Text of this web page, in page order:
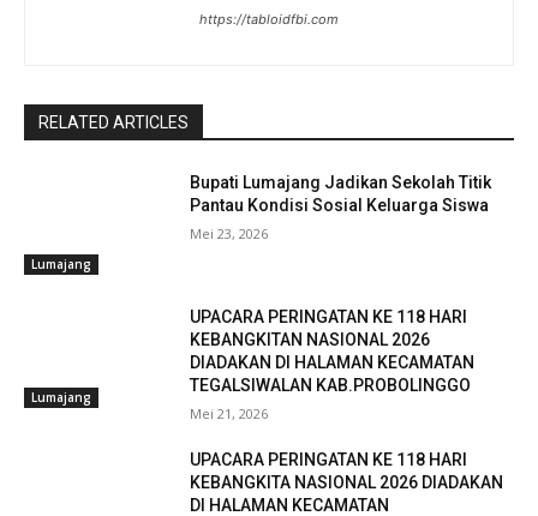
https://tabloidfbi.com
RELATED ARTICLES
Lumajang
Bupati Lumajang Jadikan Sekolah Titik
Pantau Kondisi Sosial Keluarga Siswa
Mei 23, 2026
Lumajang
UPACARA PERINGATAN KE 118 HARI
KEBANGKITAN NASIONAL 2026
DIADAKAN DI HALAMAN KECAMATAN
TEGALSIWALAN KAB.PROBOLINGGO
Mei 21, 2026
UPACARA PERINGATAN KE 118 HARI
KEBANGKITA NASIONAL 2026 DIADAKAN
DI HALAMAN KECAMATAN